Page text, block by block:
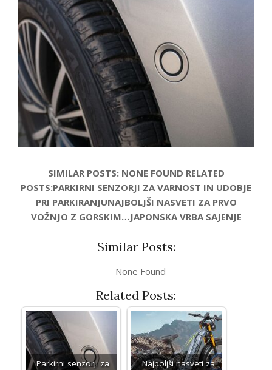
SIMILAR POSTS: NONE FOUND RELATED
POSTS:PARKIRNI SENZORJI ZA VARNOST IN UDOBJE
PRI PARKIRANJUNAJBOLJŠI NASVETI ZA PRVO
VOŽNJO Z GORSKIM…JAPONSKA VRBA SAJENJE
Similar Posts:
None Found
Related Posts:
Parkirni senzorji za Najboljši nasveti za